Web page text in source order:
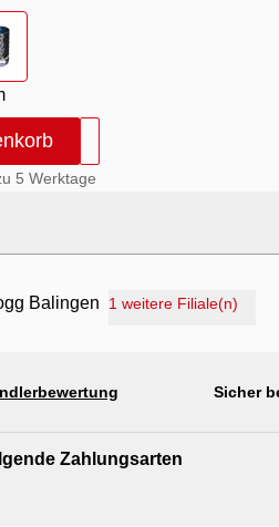
5 Werktage
Balingen
Reutlingen
Reutlingen
1 weitere Filiale(n)
Sicher
Zahlungsarten